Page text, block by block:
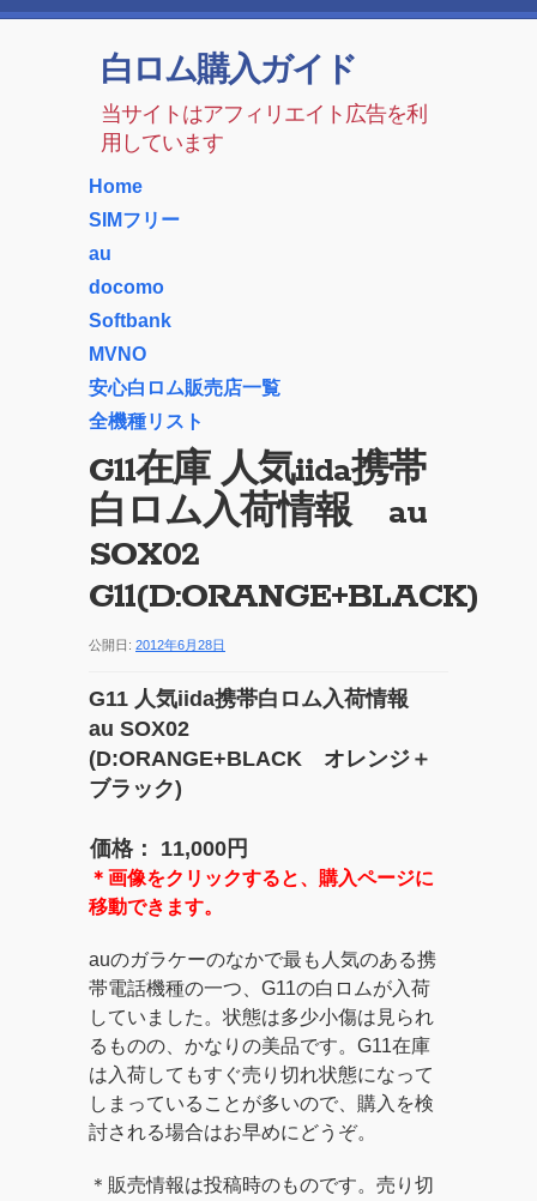
白ロム購入ガイド
当サイトはアフィリエイト広告を利
用しています
Home
SIMフリー
au
docomo
Softbank
MVNO
安心白ロム販売店一覧
全機種リスト
G11在庫 人気iida携帯
白ロム入荷情報 au
SOX02
G11(D:ORANGE+BLACK)
公開日: 2012年6月28日
G11 人気iida携帯白ロム入荷情報
au SOX02
(D:ORANGE+BLACK オレンジ＋
ブラック)
価格： 11,000円
＊画像をクリックすると、購入ページに
移動できます。
auのガラケーのなかで最も人気のある携
帯電話機種の一つ、G11の白ロムが入荷
していました。状態は多少小傷は見られ
るものの、かなりの美品です。G11在庫
は入荷してもすぐ売り切れ状態になって
しまっていることが多いので、購入を検
討される場合はお早めにどうぞ。
＊販売情報は投稿時のものです。売り切